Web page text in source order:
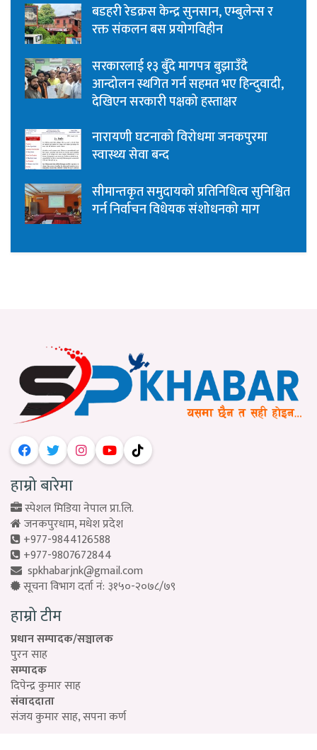
बडहरी रेडक्रस केन्द्र सुनसान, एम्बुलेन्स र
रक्त संकलन बस प्रयोगविहीन
सरकारलाई १३ बुँदे मागपत्र बुझाउँदै
आन्दोलन स्थगित गर्न सहमत भए हिन्दुवादी,
देखिएन सरकारी पक्षको हस्ताक्षर
नारायणी घटनाको विरोधमा जनकपुरमा
स्वास्थ्य सेवा बन्द
सीमान्तकृत समुदायको प्रतिनिधित्व सुनिश्चित
गर्न निर्वाचन विधेयक संशोधनको माग
हाम्रो बारेमा
स्पेशल मिडिया नेपाल प्रा.लि.
जनकपुरधाम, मधेश प्रदेश
+977-9844126588
+977-9807672844
spkhabarjnk@gmail.com
सूचना विभाग दर्ता नं: ३१५०-२०७८/७९
हाम्रो टीम
प्रधान सम्पादक/सञ्चालक
पुरन साह
सम्पादक
दिपेन्द्र कुमार साह
संवाददाता
संजय कुमार साह, सपना कर्ण